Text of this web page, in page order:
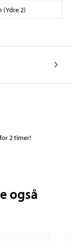
(Ydre 2)
2 timer!
også